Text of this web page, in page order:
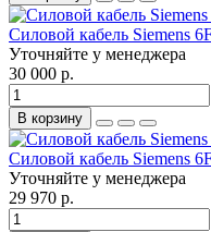
Силовой кабель Siemens
Уточняйте у менеджера
30 000 р.
В корзину
Силовой кабель Siemens
Уточняйте у менеджера
29 970 р.